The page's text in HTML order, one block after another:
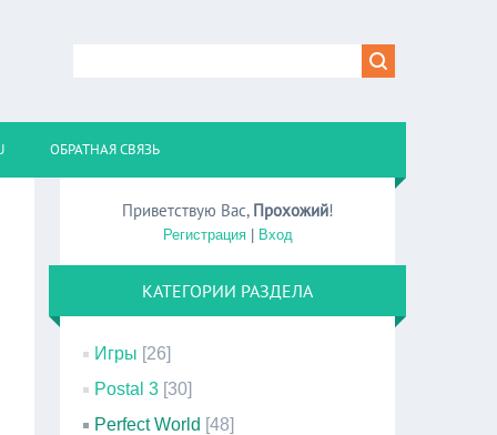
ОБРАТНАЯ СВЯЗЬ
Приветствую Вас, Прохожий!
Регистрация| Вход
КАТЕГОРИИ РАЗДЕЛА
Игры [26]
Postal 3 [30]
Perfect World [48]